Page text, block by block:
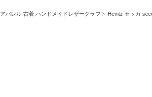
アパレル 古着 ハンドメイドレザークラフト Hevitz セッカ